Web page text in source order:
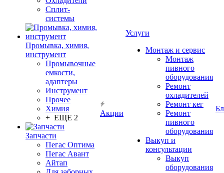
Сплит-
системы
Промывка, химия,
инструмент
Промывочные
емкости,
адаптеры
Инструмент
Прочее
Химия
+ ЕЩЕ 2
Запчасти
Пегас Оптима
Пегас Авант
Айтап
Акции
Услуги
Монтаж и сервис
Монтаж
пивного
оборудования
Ремонт
охладителей
Ремонт кег
Ремонт
пивного
оборудования
Выкуп и
консультации
Выкуп
оборудования